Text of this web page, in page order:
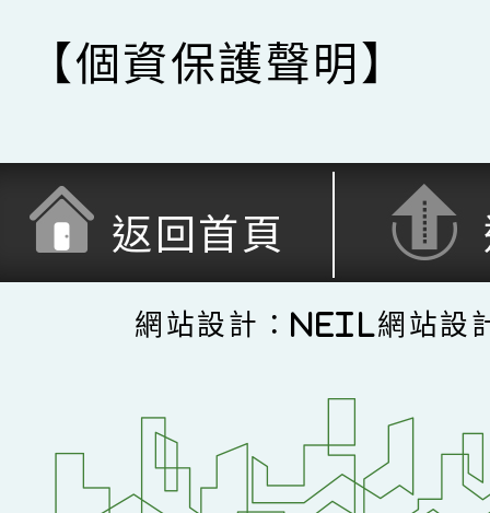
【個資保護聲明】
返回首頁
網站設計：Neil網站設